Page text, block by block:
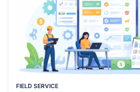
FIELD SERVICE